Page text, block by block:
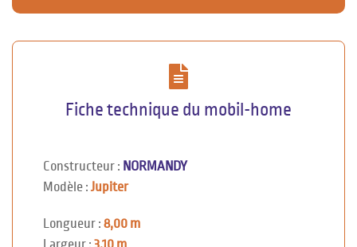
Fiche technique du mobil-home
Constructeur : NORMANDY
Modèle : Jupiter
Longueur : 8,00 m